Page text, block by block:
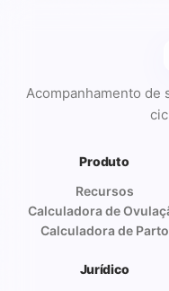
Acompanhamento de
Produto
Recursos
Calculadora de
Calculadora de Parto
Jurídico